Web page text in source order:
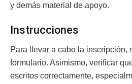
y demás material de apoyo.
Instrucciones
Para llevar a cabo la inscripción,
formulario. Asimismo, verificar
escritos correctamente,